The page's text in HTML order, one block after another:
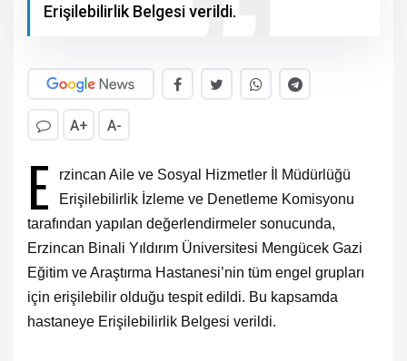
Erişilebilirlik Belgesi verildi.
A+ A-
E
rzincan Aile ve Sosyal Hizmetler İl Müdürlüğü
Erişilebilirlik İzleme ve Denetleme Komisyonu
tarafından yapılan değerlendirmeler sonucunda,
Erzincan Binali Yıldırım Üniversitesi Mengücek Gazi
Eğitim ve Araştırma Hastanesi’nin tüm engel grupları
için erişilebilir olduğu tespit edildi. Bu kapsamda
hastaneye Erişilebilirlik Belgesi verildi.